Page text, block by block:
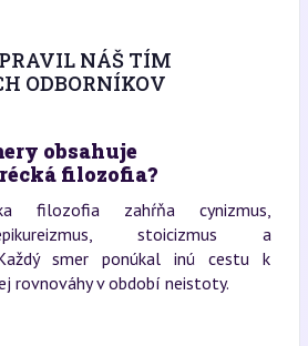
NÁŠ TÍM
ODBORNÍKOV
obsahuje
filozofia?
filozofia zahŕňa cynizmus,
stoicizmus a
smer ponúkal inú cestu k
rovnováhy v období neistoty.